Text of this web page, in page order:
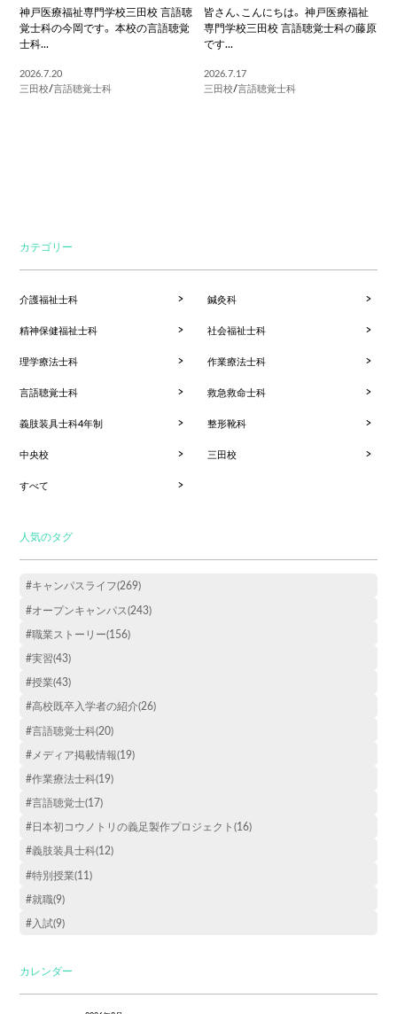
神戸医療福祉専門学校三田校 言語聴
覚士科の今岡です。 本校の言語聴覚
士科...
2026.7.20
三田校/言語聴覚士科
皆さん、こんにちは。 神戸医療福祉
専門学校三田校 言語聴覚士科の藤原
です...
2026.7.17
三田校/言語聴覚士科
カテゴリー
介護福祉士科 鍼灸科
精神保健福祉士科 社会福祉士科
理学療法士科 作業療法士科
言語聴覚士科 救急救命士科
義肢装具士科4年制 整形靴科
中央校 三田校
すべて
人気のタグ
#キャンパスライフ(269)
#オープンキャンパス(243)
#職業ストーリー(156)
#実習(43)
#授業(43)
#高校既卒入学者の紹介(26)
#言語聴覚士科(20)
#メディア掲載情報(19)
#作業療法士科(19)
#言語聴覚士(17)
#日本初コウノトリの義足製作プロジェクト(16)
#義肢装具士科(12)
#特別授業(11)
#就職(9)
#入試(9)
カレンダー